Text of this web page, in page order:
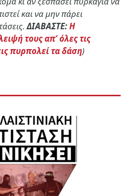
και να μην πάρει
ΔΙΑΒΑΣΤΕ:Η
τους απ’ όλες τις
πυρπολεί τα δάση)